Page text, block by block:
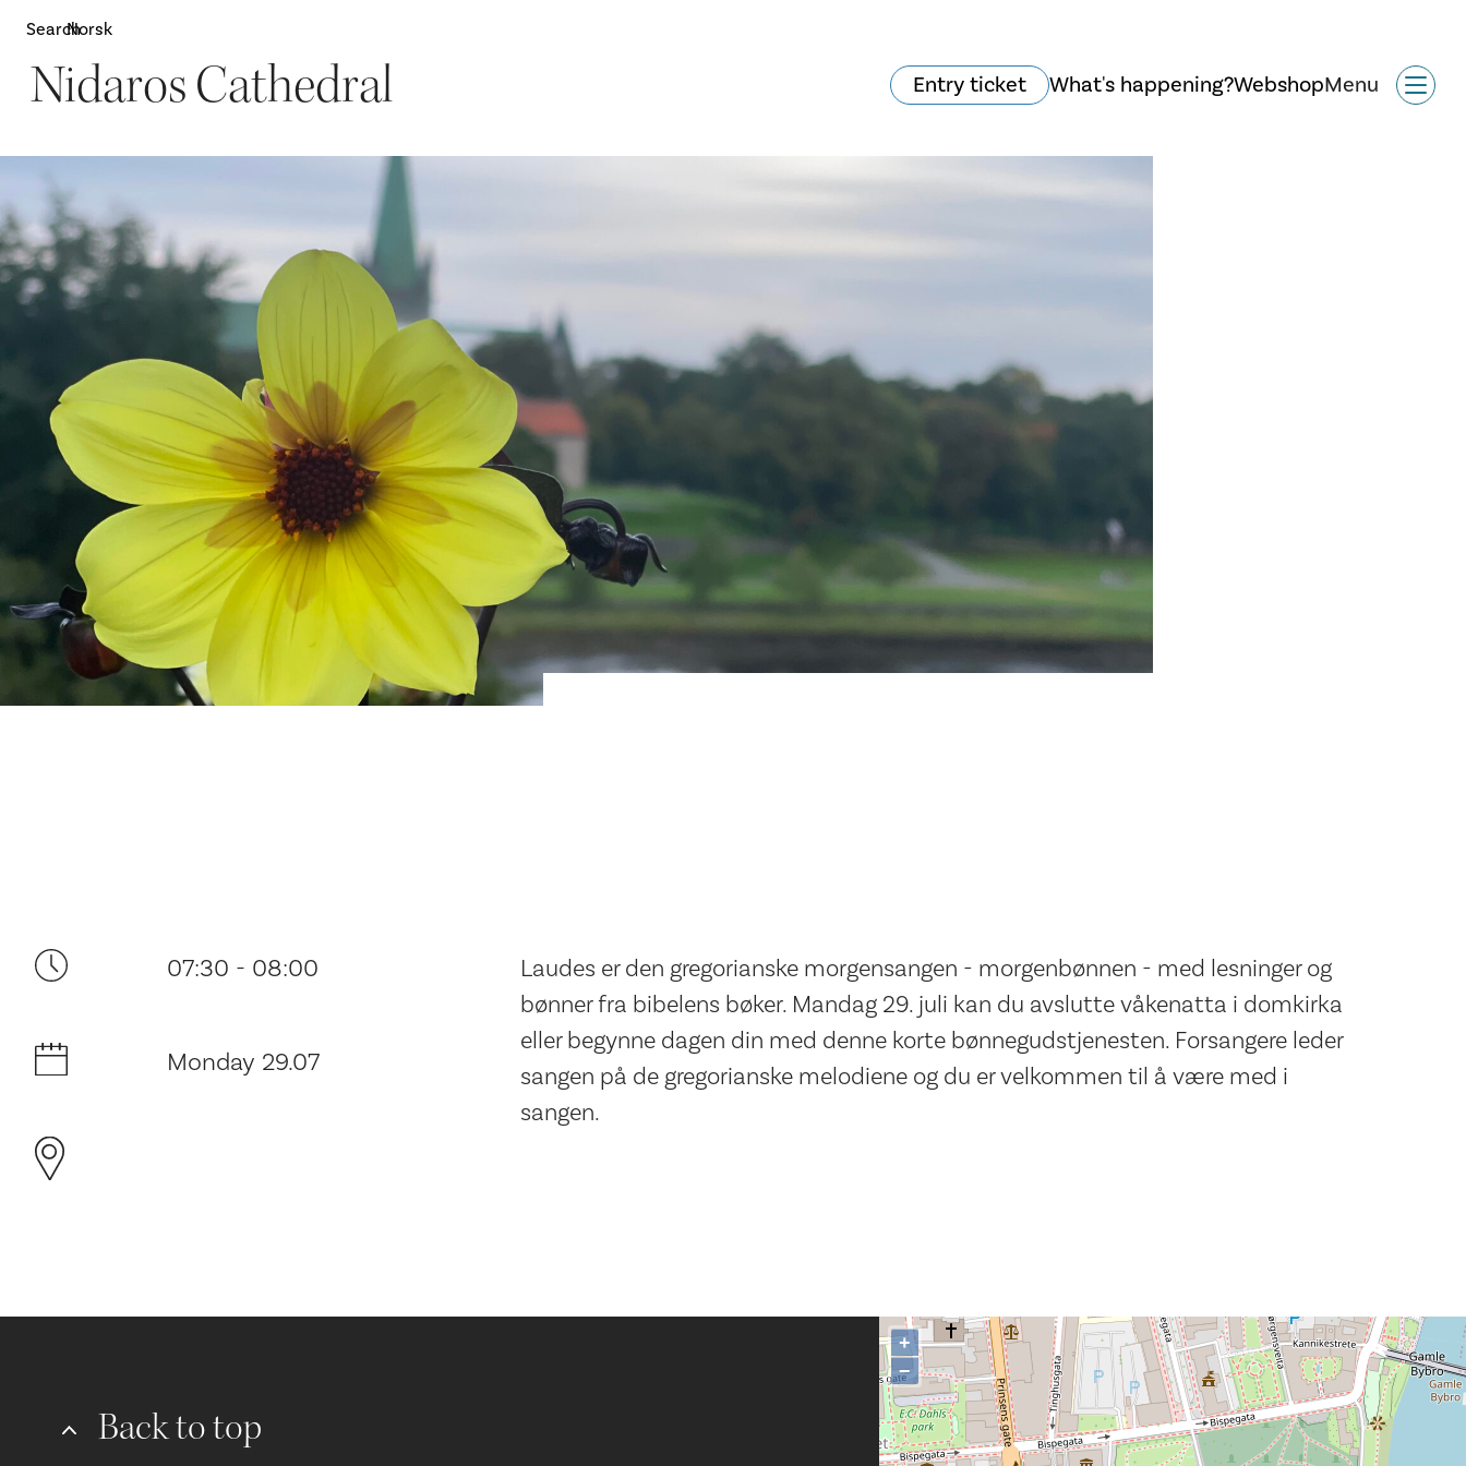
SearchNorsk
Nidaros Cathedral Entry ticket What's happening?WebshopMenu
Cathedral
07:30 - 08:00
Monday 29.07
Laudes er den gregorianske morgensangen - morgenbønnen - med lesninger og
bønner fra bibelens bøker. Mandag 29. juli kan du avslutte våkenatta i domkirka
eller begynne dagen din med denne korte bønnegudstjenesten. Forsangere leder
sangen på de gregorianske melodiene og du er velkommen til å være med i
sangen.
Back to top
+
−